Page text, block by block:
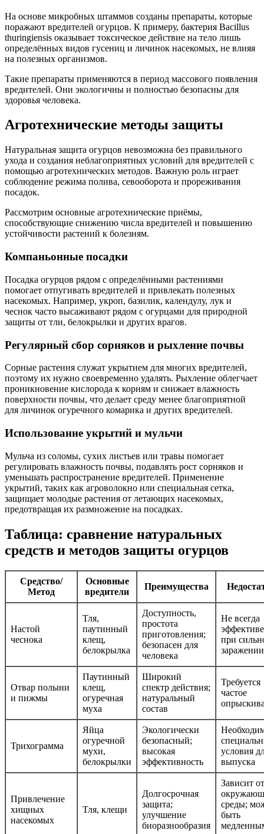
На основе микробных штаммов созданы препараты, которые
поражают вредителей огурцов. К примеру, бактерия Bacillus
thuringiensis оказывает токсическое действие на тело лишь
определённых видов гусениц и личинок насекомых, не влияя
на полезных организмов.
Такие препараты применяются в период массового появления
вредителей. Они экологичны и полностью безопасны для
здоровья человека.
Агротехнические методы защиты
Натуральная защита огурцов невозможна без правильного
ухода и создания неблагоприятных условий для вредителей с
помощью агротехнических методов. Важную роль играет
соблюдение режима полива, севооборота и прореживания
посадок.
Рассмотрим основные агротехнические приёмы,
способствующие снижению числа вредителей и повышению
устойчивости растений к болезням.
Компаньонные посадки
Посадка огурцов рядом с определёнными растениями
помогает отпугивать вредителей и привлекать полезных
насекомых. Например, укроп, базилик, календулу, лук и
чеснок часто высаживают рядом с огурцами для природной
защиты от тли, белокрылки и других врагов.
Регулярный сбор сорняков и рыхление почвы
Сорные растения служат укрытием для многих вредителей,
поэтому их нужно своевременно удалять. Рыхление облегчает
проникновение кислорода к корням и снижает влажность
поверхности почвы, что делает среду менее благоприятной
для личинок огуречного комарика и других вредителей.
Использование укрытий и мульчи
Мульча из соломы, сухих листьев или травы помогает
регулировать влажность почвы, подавлять рост сорняков и
уменьшать распространение вредителей. Применение
укрытий, таких как агроволокно или специальная сетка,
защищает молодые растения от летающих насекомых,
предотвращая их размножение на посадках.
Таблица: сравнение натуральных
средств и методов защиты огурцов
Средство/
Метод
Основные
вредители
Преимущества
Настой
чеснока
Тля,
паутинный
клещ,
белокрылка
Доступность,
простота
приготовления;
безопасен для
человека
Не всегда
при
заражении
Отвар полыни
и пижмы
Паутинный
клещ,
огуречная
муха
Широкий
спектр действия;
натуральный
состав
Требуется
частое
Трихограмма
Яйца
огуречной
мухи,
белокрылки
Экологически
безопасный;
высокая
эффективность
условия
выпуска
Привлечение
хищных
насекомых
Тля, клещи
Долгосрочная
защита;
улучшение
биоразнообразия
Зависит от
среды;
быть